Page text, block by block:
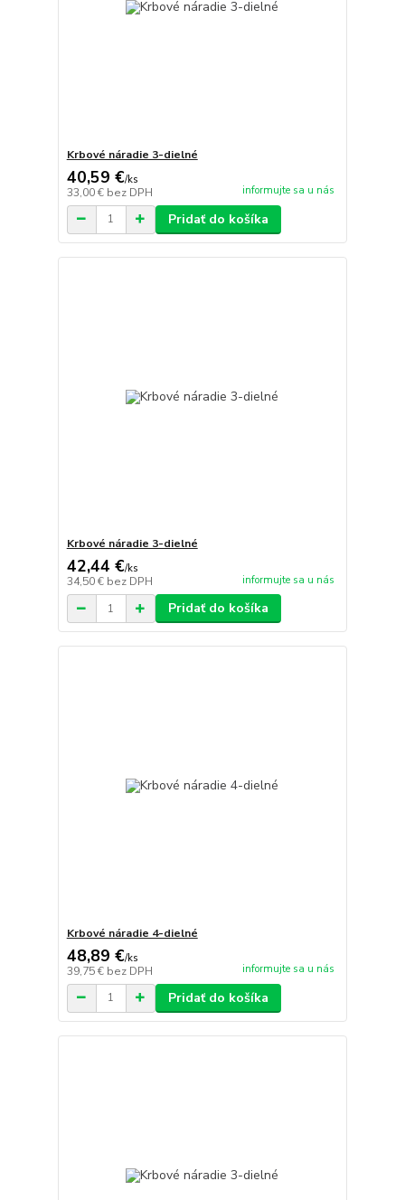
Krbové náradie 3-dielné
40,59 €/ks
33,00 € bez DPH informujte sa u nás
Pridať do košíka
Krbové náradie 3-dielné
42,44 €/ks
34,50 € bez DPH informujte sa u nás
Pridať do košíka
Krbové náradie 4-dielné
48,89 €/ks
39,75 € bez DPH informujte sa u nás
Pridať do košíka